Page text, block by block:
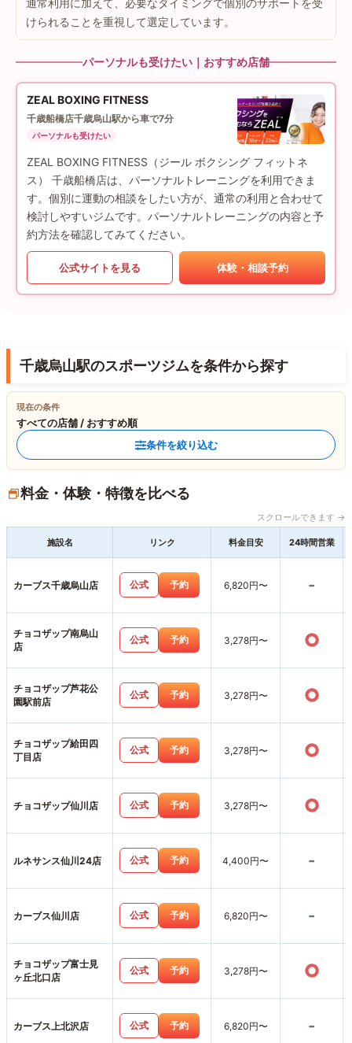
通常利用に加えて、必要なタイミングで個別のサポートを受
けられることを重視して選定しています。
パーソナルも受けたい｜おすすめ店舗
ZEAL BOXING FITNESS
千歳船橋店千歳烏山駅から車で7分
パーソナルも受けたい
ZEAL BOXING FITNESS（ジール ボクシング フィットネ
ス） 千歳船橋店は、パーソナルトレーニングを利用できま
す。個別に運動の相談をしたい方が、通常の利用と合わせて
検討しやすいジムです。パーソナルトレーニングの内容と予
約方法を確認してみてください。
公式サイトを見る 体験・相談予約
千歳烏山駅のスポーツジムを条件から探す
現在の条件
すべての店舗 / おすすめ順
条件を絞り込む
料金・体験・特徴を比べる
スクロールできます →
施設名 リンク 料金目安 24時間営業
カーブス千歳烏山店 公式 予約 6,820円〜 -
チョコザップ南烏山
店
公式 予約 3,278円〜 ○
チョコザップ芦花公
園駅前店
公式 予約 3,278円〜 ○
チョコザップ給田四
丁目店
公式 予約 3,278円〜 ○
チョコザップ仙川店 公式 予約 3,278円〜 ○
ルネサンス仙川24店 公式 予約 4,400円〜 -
カーブス仙川店 公式 予約 6,820円〜 -
チョコザップ富士見
ヶ丘北口店
公式 予約 3,278円〜 ○
カーブス上北沢店 公式 予約 6,820円〜 -